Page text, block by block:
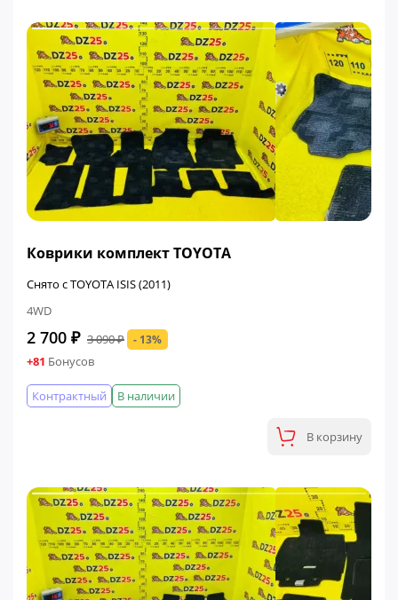
Коврики комплект TOYOTA
Снято с TOYOTA ISIS (2011)
4WD
2 700 ₽ 3 090 ₽ - 13%
+81 Бонусов
В наличии
Контрактный
В корзину